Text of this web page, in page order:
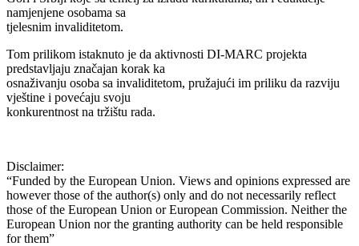
namjenjene osobama sa
tjelesnim invaliditetom.
Tom prilikom istaknuto je da aktivnosti DI-MARC projekta
predstavljaju značajan korak ka
osnaživanju osoba sa invaliditetom, pružajući im priliku da razviju
vještine i povećaju svoju
konkurentnost na tržištu rada.
Disclaimer:
“Funded by the European Union. Views and opinions expressed are
however those of the author(s) only and do not necessarily reflect
those of the European Union or European Commission. Neither the
European Union nor the granting authority can be held responsible
for them”